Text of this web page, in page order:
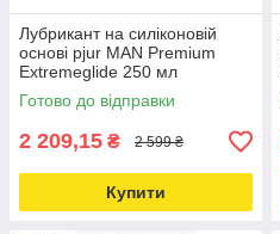
Лубрикант на силіконовій
основі pjur MAN Premium
Extremeglide 250 мл
економний і для
презервативів (Пьюр, Пджюр)
Готово до відправки
2 209,15 ₴ 2 599 ₴
Купити